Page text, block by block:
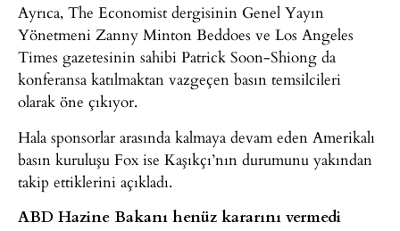
Ayrıca, The Economist dergisinin Genel Yayın
Yönetmeni Zanny Minton Beddoes ve Los Angeles
Times gazetesinin sahibi Patrick Soon-Shiong da
konferansa katılmaktan vazgeçen basın temsilcileri
olarak öne çıkıyor.
Hala sponsorlar arasında kalmaya devam eden Amerikalı
basın kuruluşu Fox ise Kaşıkçı’nın durumunu yakından
takip ettiklerini açıkladı.
ABD Hazine Bakanı henüz kararını vermedi